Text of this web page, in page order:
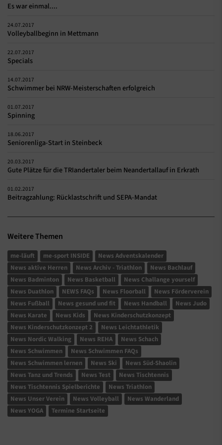
Es war einmal....
24.07.2017
Volleyballbeginn in Mettmann
22.07.2017
Specials
14.07.2017
Schwimmer bei NRW-Meisterschaften erfolgreich
01.07.2017
Spinning
18.06.2017
Seniorenliga-Start in Steinbeck
20.03.2017
Gute Plätze für die TRIandertaler beim Neandertallauf in Erkrath
01.02.2017
Beitragzahlung: Rücklastschrift und SEPA-Mandat
Weitere Themen
me-läuft me-sport INSIDE
News Adventskalender
News aktive Herren
News Archiv - Triathlon
News Bachlauf
News Badminton
News Basketball
News Challange yourself
News Duathlon
NEWS FAQs News Floorball
News Förderverein
News Fußball
News gesund und fit News Handball
News Judo
News Karate
News Kids
News Kinderschutzkonzept
News Kinderschutzkonzept 2
News Leichtathletik
News Nordic Walking
News REHA
News Schach
News Schwimmen
News Schwimmen FAQs
News Schwimmen lernen
News Ski
News Süd-Shaolin
News Tanz und Trends
News Test
News Tischtennis
News Tischtennis Spielberichte
News Triathlon
News Unser Verein
News Volleyball
News Wanderland
News YOGA
Termine Startseite